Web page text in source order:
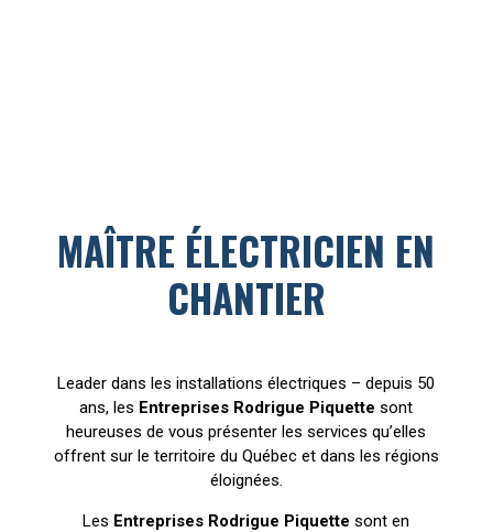
MAÎTRE ÉLECTRICIEN EN
CHANTIER
Leader dans les installations électriques – depuis 50
ans, les Entreprises Rodrigue Piquette sont
heureuses de vous présenter les services qu’elles
offrent sur le territoire du Québec et dans les régions
éloignées.
Les Entreprises Rodrigue Piquette sont en